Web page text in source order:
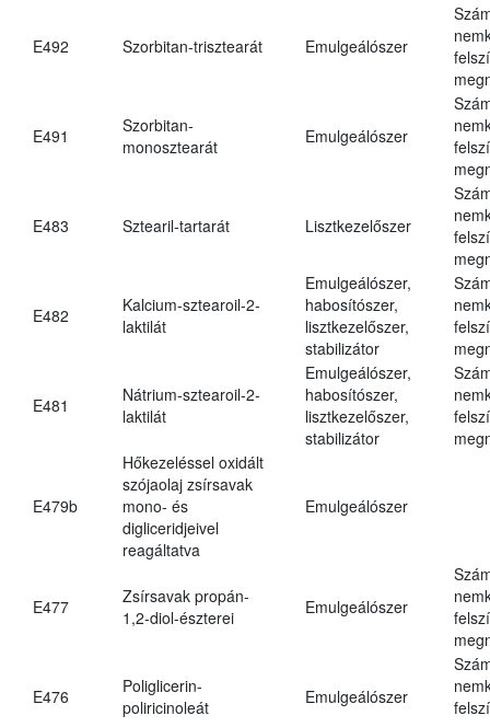
E492 Szorbitan-trisztearát Emulgeálószer
E491
Szorbitan-
monosztearát
Emulgeálószer
E483 Sztearil-tartarát Lisztkezelőszer
E482
Kalcium-sztearoil-2-
laktilát
Emulgeálószer,
habosítószer,
lisztkezelőszer,
stabilizátor
E481
Nátrium-sztearoil-2-
laktilát
Emulgeálószer,
habosítószer,
lisztkezelőszer,
stabilizátor
E479b
Hőkezeléssel oxidált
szójaolaj zsírsavak
mono- és
digliceridjeivel
reagáltatva
Emulgeálószer
E477
Zsírsavak propán-
1,2-diol-észterei
Emulgeálószer
E476
Poliglicerin-
poliricinoleát
Emulgeálószer